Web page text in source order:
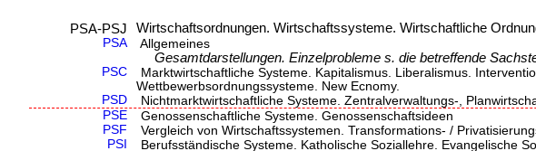
PSA-PSJ Wirtschaftsordnungen. Wirtschaftssysteme. Wirtschaftliche
PSA Allgemeines
Gesamtdarstellungen. Einzelprobleme s. die betreffende
PSC
Marktwirtschaftliche Systeme. Kapitalismus. Liberalismus.
Wettbewerbsordnungssysteme. New Ecnomy.
PSD
Nichtmarktwirtschaftliche Systeme. Zentralverwaltungs-,
PSE
Genossenschaftliche Systeme. Genossenschaftsideen
PSF
Vergleich von Wirtschaftssystemen. Transformations- /
PSI
Berufsständische Systeme. Katholische Soziallehre. Evangelische